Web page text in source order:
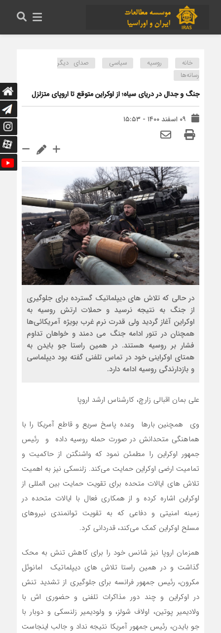
خانه روسیه سیاسی
صدای دیگر
رسانه‌ها
جنگ و جدال در دریای سیاه؛ از اوکراین متوقع تا اروپای متزلزل
۰۹ اسفند ۱۴۰۰ - ۱۵:۵۳
در حالی که تلاش های دیپلماتیک گسترده برای جلوگیری
از جنگ به نتیجه نرسید و حملات ارتش روسیه به
اوکراین آغاز گردید ولی قدرت نرم غرب بویژه آمریکائی‌ها
همچنان در تنور ادامه جنگ می دمند و خواهان تداوم
فشار بر روسیه هستند. در همین راستا جو بایدن به
همتای اوکراینی خود در تماس تلفنی گفته بود دیپلماسی
و بازدارندگی روسیه ادامه دارد.
علی بمان اقبالی زارچ، کارشناس ارشد اروپا
وی همچنین بارها وعده پاسخ سریع و قاطع آمریکا را با
هماهنگی متحدانش در صورت حمله روسیه داده و رئیس
جمهور اوکراین را مطمئن نمود که واشنگتن از حاکمیت و
تمامیت ارضی اوکراین حمایت می‌کند. زلنسکی نیز به اهمیت
تلاش های ایالات متحده برای تقویت حمایت بین المللی از
اوکراین اشاره کرده و از همکاری فعال با ایالات متحده در
زمینه امنیتی و دفاعی که به تقویت توانمندی نیروهای
مسلح اوکراین کمک می‌کند، قدردانی کرد.
همزمان اروپا نیز شانس خود را برای کاهش تنش به محک
گذاشت و در همین راستا تلاش های دیپلماتیک امانوئل
مکرون، رئیس جمهور فرانسه برای جلوگیری از تشدید تنش
در اوکراین و چند دور مذاکرات تلفنی و حضوری اش با
ولادیمیر پوتین، اولاف شولز، و ولودیمیر زلنسکی و دوبار با
جو بایدن، رئیس جمهور آمریکا نتیجه نداد و جالب اینجاست